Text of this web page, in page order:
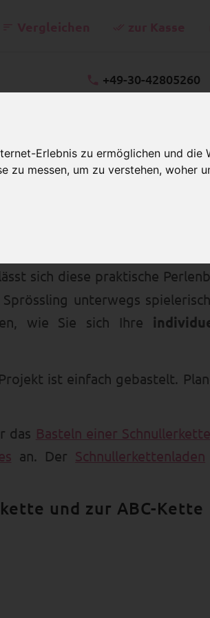
Erlebnis zu ermöglichen und die
zu messen, um zu verstehen, woher
+49-30-42805260
Namen
sich diese praktische
unterwegs
wie Sie sich Ihre
ist einfach gebastelt.
das Basteln einer
an. Der Schnullerkettenladen
und zur ABC-Kette